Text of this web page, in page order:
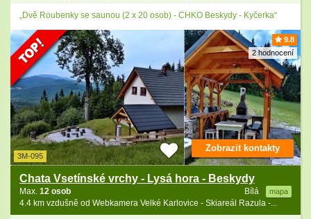
„Dvě Roubenky se saunou (2 x 20 osob) - CHKO Beskydy - Kyčerka“
9.8
2 hodnocení
3M-095
Chata Vsetínské vrchy - Lysá hora - Beskydy
Bílá mapa
Max. 12 osob
4.4 km vzdušně od Webkamera Velké Karlovice - Skiareál Razula -...
Zobrazit kontakty